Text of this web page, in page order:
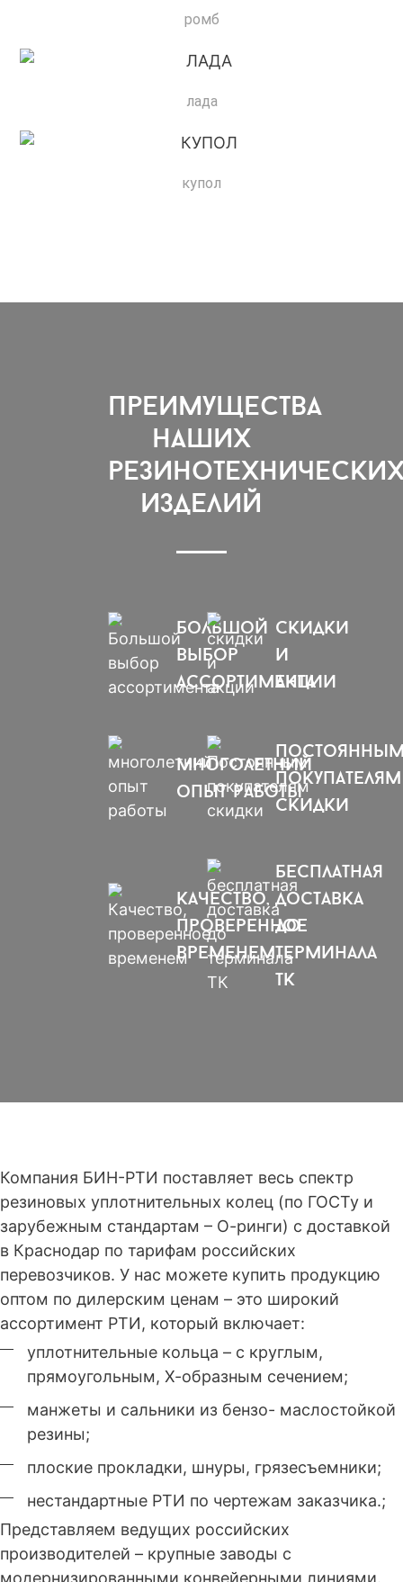
ромб
лада
купол
преимущества
наших
изделий
большой
выбор
ассортимента
скидки
и
акции
многолетний
опыт работы
покупателям
скидки
качество,
проверенное
временем
бесплатная
доставка
до
терминала
тк
Компания БИН-РТИ поставляет весь спектр
резиновых уплотнительных колец (по ГОСТу и
зарубежным стандартам – О-ринги) с доставкой
в Краснодар по тарифам российских
перевозчиков. У нас можете купить продукцию
оптом по дилерским ценам – это широкий
ассортимент РТИ, который включает:
уплотнительные кольца – с круглым,
прямоугольным, Х-образным сечением;
манжеты и сальники из бензо- маслостойкой
резины;
плоские прокладки, шнуры, грязесъемники;
нестандартные РТИ по чертежам заказчика.;
Представляем ведущих российских
производителей – крупные заводы с
модернизированными конвейерными линиями.